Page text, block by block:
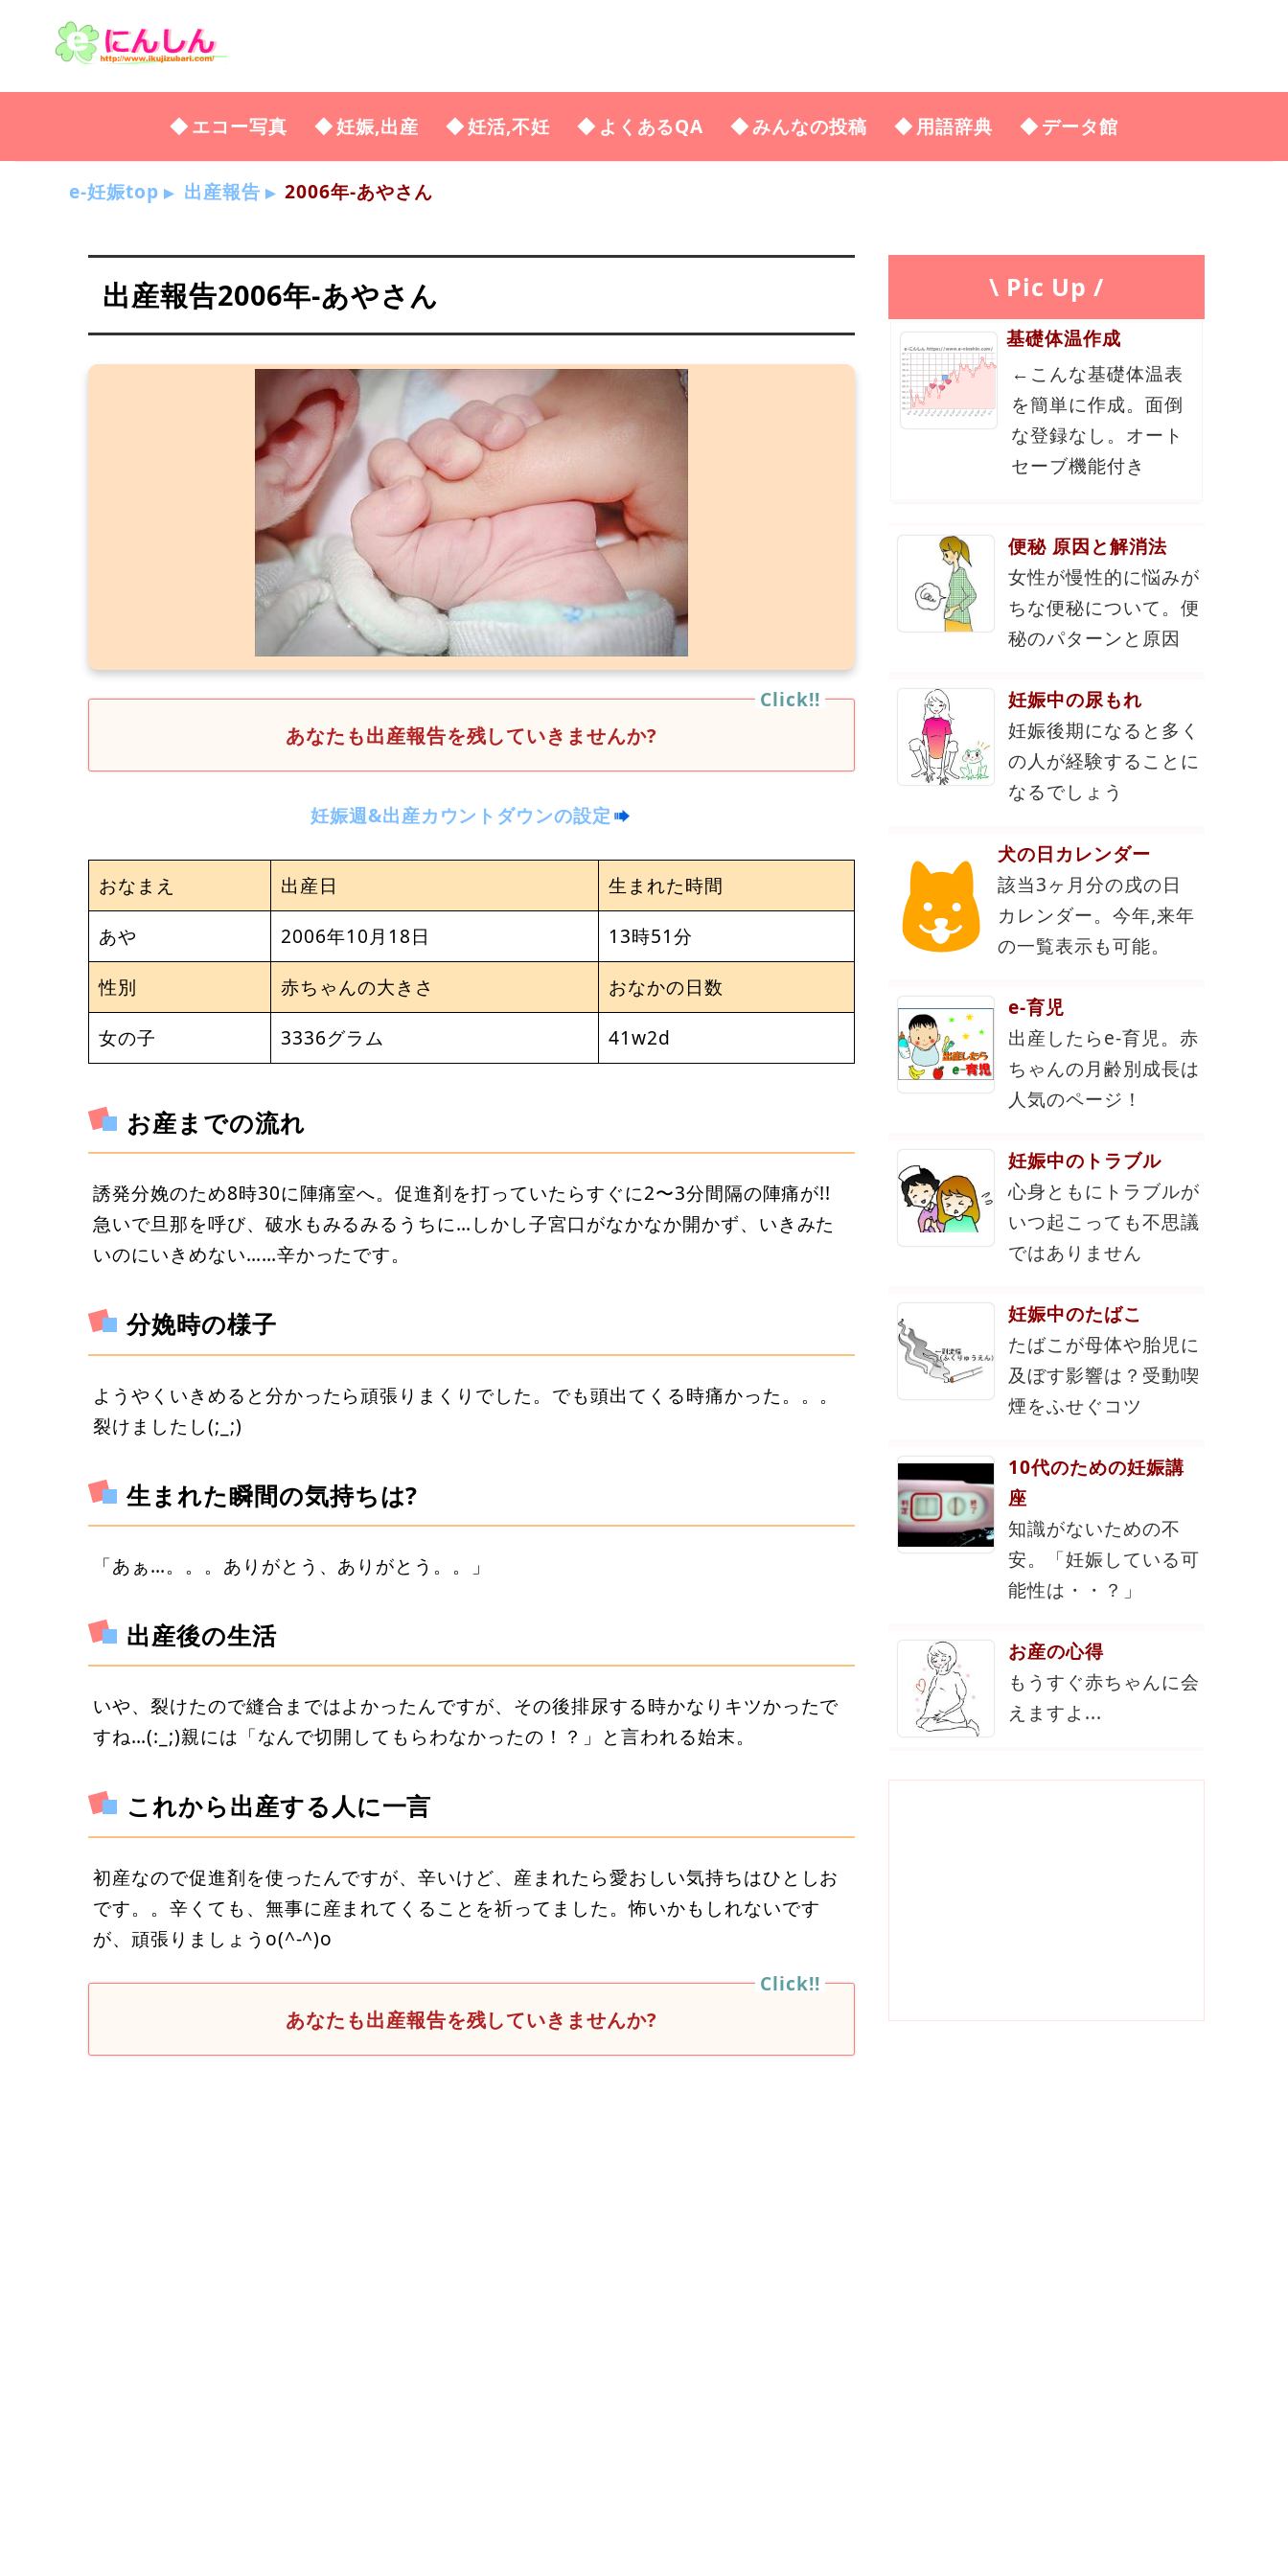
エコー写真 妊娠,出産 妊活,不妊 よくあるQA みんなの投稿 用語辞典 データ館
e-妊娠top 出産報告 2006年-あやさん
出産報告2006年-あやさん
あなたも出産報告を残していきませんか?
妊娠週&出産カウントダウンの設定
おなまえ 出産日
生まれた時間
あや
2006年10月18日
13時51分
性別
赤ちゃんの大きさ
おなかの日数
女の子
3336グラム 41w2d
お産までの流れ
誘発分娩のため8時30に陣痛室へ。促進剤を打っていたらすぐに2〜3分間隔の陣痛が!!
急いで旦那を呼び、破水もみるみるうちに…しかし子宮口がなかなか開かず、いきみた
いのにいきめない……辛かったです。
分娩時の様子
ようやくいきめると分かったら頑張りまくりでした。でも頭出てくる時痛かった。。。
裂けましたし(;_;)
生まれた瞬間の気持ちは?
「あぁ…。。。ありがとう、ありがとう。。」
出産後の生活
いや、裂けたので縫合まではよかったんですが、その後排尿する時かなりキツかったで
すね…(:_;)親には「なんで切開してもらわなかったの！？」と言われる始末。
これから出産する人に一言
初産なので促進剤を使ったんですが、辛いけど、産まれたら愛おしい気持ちはひとしお
です。。辛くても、無事に産まれてくることを祈ってました。怖いかもしれないです
が、頑張りましょうo(^-^)o
あなたも出産報告を残していきませんか?
\ Pic Up /
基礎体温作成
←こんな基礎体温表
を簡単に作成。面倒
な登録なし。オート
セーブ機能付き
便秘 原因と解消法
女性が慢性的に悩みが
ちな便秘について。便
秘のパターンと原因
妊娠中の尿もれ
妊娠後期になると多く
の人が経験することに
なるでしょう
犬の日カレンダー
該当3ヶ月分の戌の日
カレンダー。今年,来年
の一覧表示も可能。
e-育児
出産したらe-育児。赤
ちゃんの月齢別成長は
人気のページ！
妊娠中のトラブル
心身ともにトラブルが
いつ起こっても不思議
ではありません
妊娠中のたばこ
たばこが母体や胎児に
及ぼす影響は？受動喫
煙をふせぐコツ
10代のための妊娠講
座
知識がないための不
安。「妊娠している可
能性は・・？」
お産の心得
もうすぐ赤ちゃんに会
えますよ...